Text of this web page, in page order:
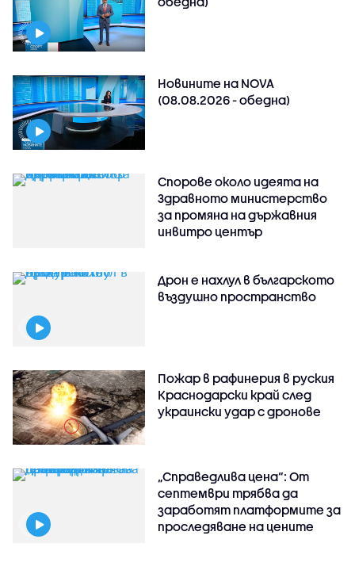
Новините на NOVA
(08.08.2026 - обедна)
Спорове около идеята на
Здравното министерство
за промяна на държавния
инвитро център
Дрон е нахлул в българското
въздушно пространство
Пожар в рафинерия в руския
Краснодарски край след
украински удар с дронове
„Справедлива цена“: От
септември трябва да
заработят платформите за
проследяване на цените